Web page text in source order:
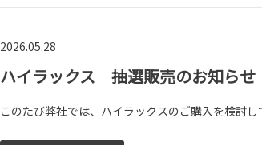
2026.05.28
ハイラックス 抽選販売のお知らせ
このたび弊社では、ハイラックスのご購入を検討